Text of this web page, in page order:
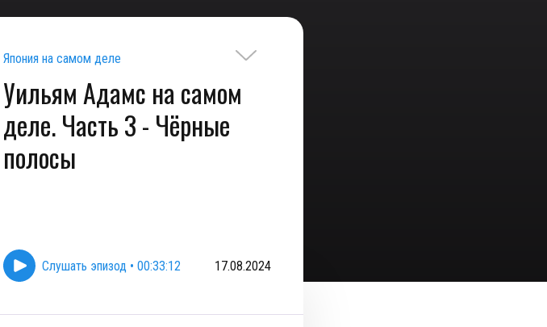
Япония на самом деле
Уильям Адамс на самом
деле. Часть 3 - Чёрные
полосы
Слушать эпизод • 00:33:12 17.08.2024